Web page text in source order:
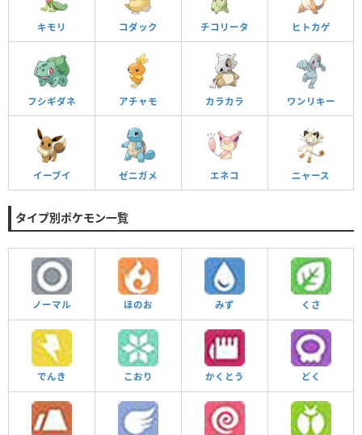
キモリ コダック チコリータ ヒトカゲ
フシギダネ アチャモ カラカラ ワンリキー
イーブイ ゼニガメ エネコ ニャース
タイプ別ポケモン一覧
ノーマル ほのお みず くさ
でんき こおり かくとう どく